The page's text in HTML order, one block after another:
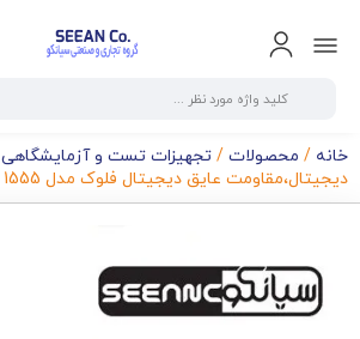
خانه / محصولات / تجهیزات تست و آزمایشگاهی
دیجیتال،مقاومت عایق دیجیتال فلوک مدل fluke 1555